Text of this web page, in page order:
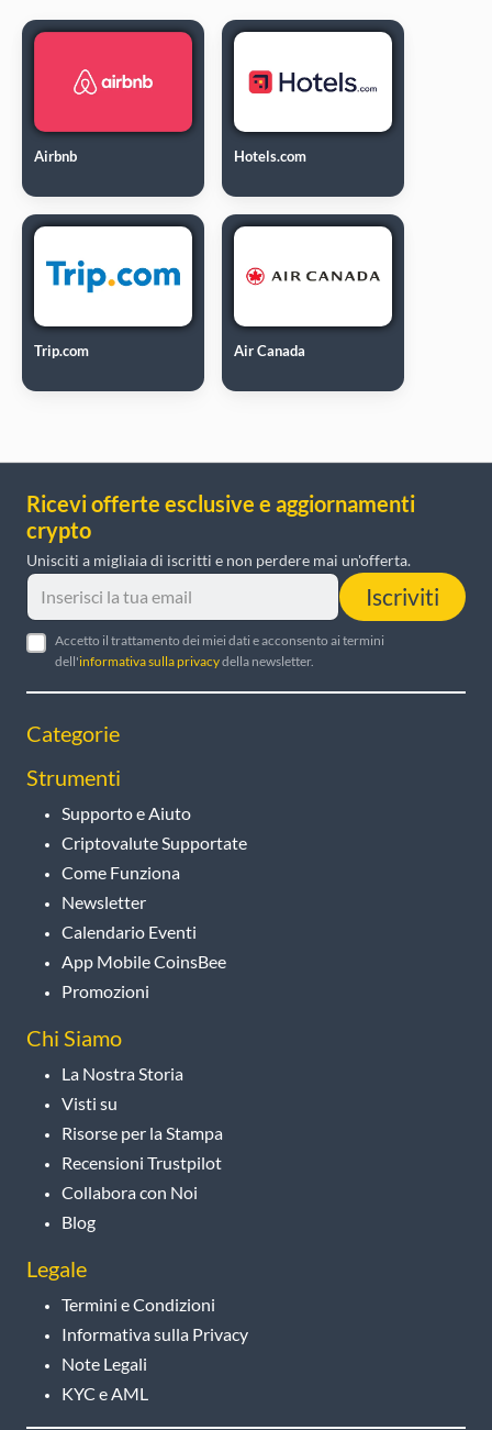
Airbnb Hotels.com
Trip.com Air Canada
Ricevi offerte esclusive e aggiornamenti
crypto
Unisciti a migliaia di iscritti e non perdere mai un'offerta.
Iscriviti
Accetto il trattamento dei miei dati e acconsento ai termini
dell'informativa sulla privacydella newsletter.
Categorie
Strumenti
Supporto e Aiuto
Criptovalute Supportate
Come Funziona
Newsletter
Calendario Eventi
App Mobile CoinsBee
Promozioni
Chi Siamo
La Nostra Storia
Visti su
Risorse per la Stampa
Recensioni Trustpilot
Collabora con Noi
Blog
Legale
Termini e Condizioni
Informativa sulla Privacy
Note Legali
KYC e AML